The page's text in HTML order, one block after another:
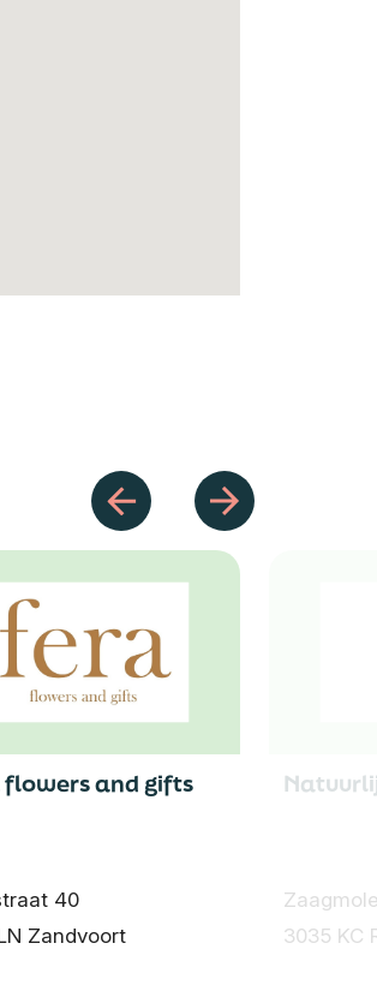
flowers and gifts
40
Zandvoort
3035 KC